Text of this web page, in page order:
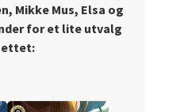
Mikke Mus, Elsa og
for et lite utvalg